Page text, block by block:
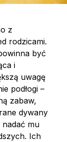
z
rodzicami.
być
i
uwagę
podłogi –
zabaw,
dywany
mu
Ich